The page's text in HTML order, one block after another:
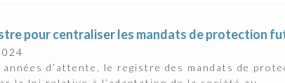
pour centraliser les mandats de protection
années d’attente, le registre des mandats de